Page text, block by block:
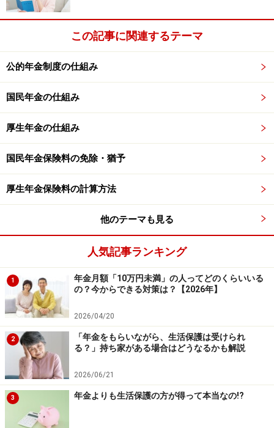
この記事に関連するテーマ
公的年金制度の仕組み
国民年金の仕組み
厚生年金の仕組み
国民年金保険料の免除・猶予
厚生年金保険料の計算方法
他のテーマも見る
人気記事ランキング
1
年金月額「10万円未満」の人ってどのくらいいる
の？今からできる対策は？【2026年】
2026/04/20
2
「年金をもらいながら、生活保護は受けられ
る？」持ち家がある場合はどうなるかも解説
2026/06/21
3 年金よりも生活保護の方が得って本当なの!?